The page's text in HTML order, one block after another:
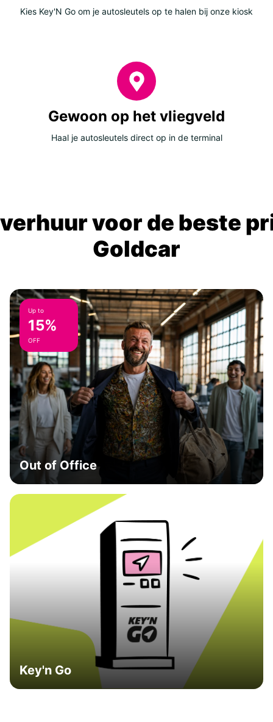
Kies Key'N Go om je autosleutels op te halen bij onze kiosk
Gewoon op het vliegveld
Haal je autosleutels direct op in de terminal
voor de beste
Goldcar
Up to
15%
OFF
Out of Office
Key'n Go